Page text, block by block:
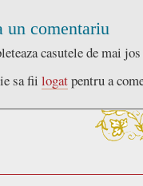
un comentariu
casutele de mai
sa fii logatpentru a